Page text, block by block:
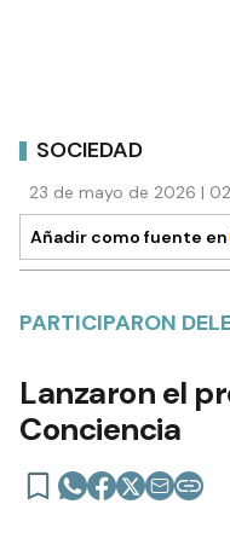
SOCIEDAD
23 de mayo de 2026 |
Añadir como fuente en
PARTICIPARON
Lanzaron el
Conciencia